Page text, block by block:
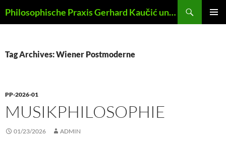
to
Philosophische Praxis Gerhard Kaučić und Anna Lydia Huber
Tag Archives: Wiener Postmoderne
PP-2026-01
MUSIKPHILOSOPHIE
01/23/2026 ADMIN